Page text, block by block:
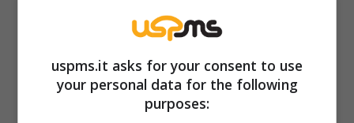
pratico: con 0,6 bar la ruota “morde” la
copertoni conpneumatici chiodati .
uspms.it asks for your consent to use
your personal data for the following
purposes: